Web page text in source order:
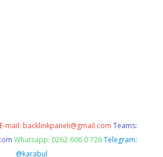
E-mail: backlinkpaneli@gmail.com Teams:
Whatsapp: 0262 606 0 726 Telegram:
@karabul